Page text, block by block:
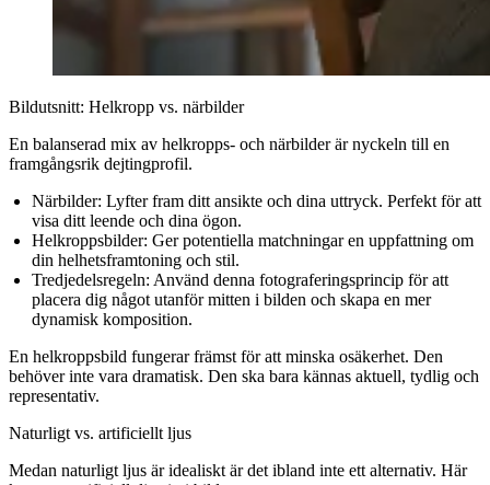
Bildutsnitt: Helkropp vs. närbilder
En balanserad mix av helkropps- och närbilder är nyckeln till en
framgångsrik dejtingprofil.
Närbilder: Lyfter fram ditt ansikte och dina uttryck. Perfekt för att
visa ditt leende och dina ögon.
Helkroppsbilder: Ger potentiella matchningar en uppfattning om
din helhetsframtoning och stil.
Tredjedelsregeln: Använd denna fotograferingsprincip för att
placera dig något utanför mitten i bilden och skapa en mer
dynamisk komposition.
En helkroppsbild fungerar främst för att minska osäkerhet. Den
behöver inte vara dramatisk. Den ska bara kännas aktuell, tydlig och
representativ.
Naturligt vs. artificiellt ljus
Medan naturligt ljus är idealiskt är det ibland inte ett alternativ. Här